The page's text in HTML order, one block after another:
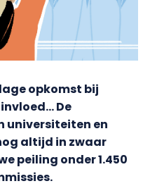
opkomst bij
De
universiteiten en
altijd in zwaar
peiling onder 1.450